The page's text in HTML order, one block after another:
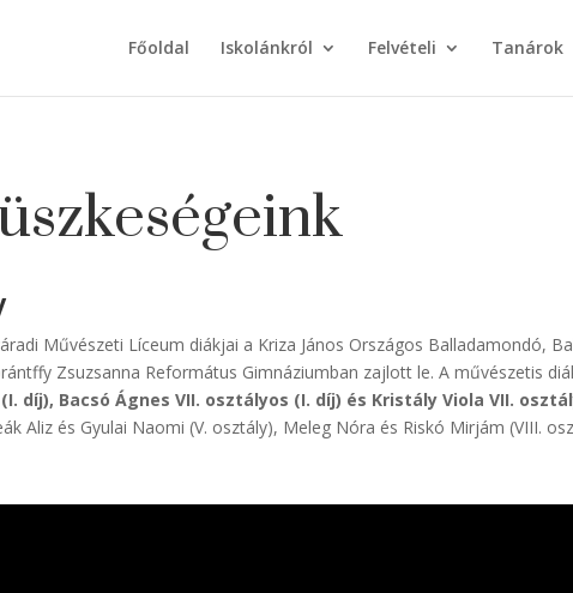
Főoldal Iskolánkról Felvételi Tanárok
Művészeti Líceum diákjai a Kriza János Országos Balladamondó,
Zsuzsanna Református Gimnáziumban zajlott le. A művészetis
díj), Bacsó Ágnes VII. osztályos (I. díj) és Kristály Viola VII.
Aliz és Gyulai Naomi (V. osztály), Meleg Nóra és Riskó Mirjám (VIII.